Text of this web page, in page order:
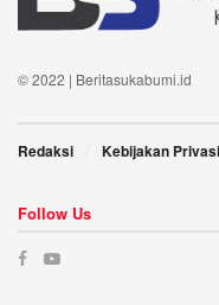
© 2022 | Beritasukabumi.id
Redaksi Kebijakan Privasi
Follow Us